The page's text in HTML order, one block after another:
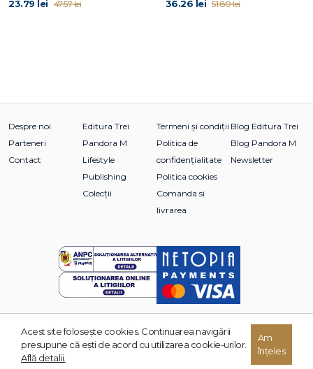
strămoşilor tăi şi să îţi alegi
23.79 lei 47.57 lei 36.26 lei 51.80 lei
Despre noi
Parteneri
Contact
Editura Trei
Pandora M
Lifestyle
Publishing
Colecții
Termeni și condiții
Politica de
confidențialitate
Politica cookies
Comanda si
livrarea
Blog Editura Trei
Blog Pandora M
Newsletter
© 2026 Grupul Editorial TREI. Toate drepturile rezervate.
Acest site foloseşte cookies. Continuarea navigării
presupune că eşti de acord cu utilizarea cookie-urilor.
Află detalii.
Am
înțeles